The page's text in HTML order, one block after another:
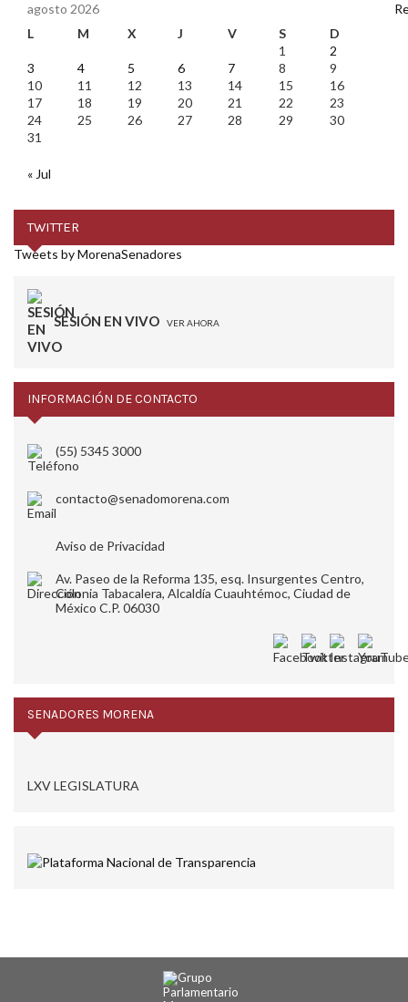
agosto 2026
L
M X J V S
D
1
2
3
4 5 6 7 8
9
10
11 12 13 14 15
16
17
18 19 20 21 22
23
24
25 26 27 28 29
30
31
« Jul
TWITTER
Tweets by MorenaSenadores
SESIÓN EN VIVO VER AHORA
INFORMACIÓN DE CONTACTO
(55) 5345 3000
contacto@senadomorena.com
Aviso de Privacidad
Av. Paseo de la Reforma 135, esq. Insurgentes Centro,
Colonia Tabacalera, Alcaldía Cuauhtémoc, Ciudad de
México C.P. 06030
SENADORES MORENA
LXV LEGISLATURA